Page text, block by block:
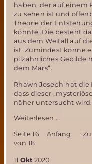
haben, der auf einem
zu sehen ist und
Theorie der
könnte. Die besteht
aus dem Weltall auf
ist. Zumindest könne
pilzähnliches Gebilde
dem Mars“.
Rhawn Joseph hat
dass dieser
näher untersucht wird.
Weiterlesen …
Seite 16
von 18
Anfang
11 Okt 2020